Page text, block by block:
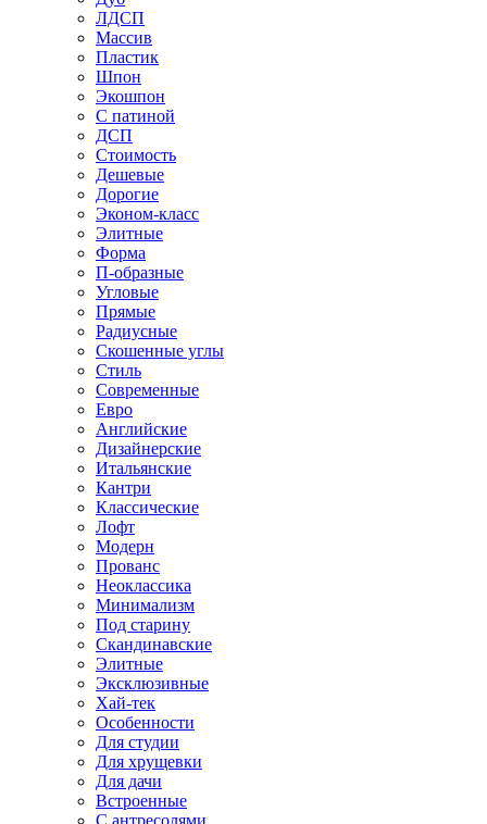
ЛДСП
Массив
Пластик
Шпон
Экошпон
С патиной
ДСП
Стоимость
Дешевые
Дорогие
Эконом-класс
Элитные
Форма
П-образные
Угловые
Прямые
Радиусные
Скошенные углы
Стиль
Современные
Евро
Английские
Дизайнерские
Итальянские
Кантри
Классические
Лофт
Модерн
Прованс
Неоклассика
Минимализм
Под старину
Скандинавские
Элитные
Эксклюзивные
Хай-тек
Особенности
Для студии
Для хрущевки
Для дачи
Встроенные
С антресолями